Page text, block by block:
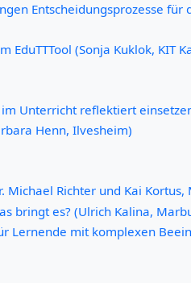
Entscheidungsprozesse
(Sonja Kuklok, KIT
Unterricht reflektiert
Henn, Ilvesheim)
Richter und Kai Kortus,
bringt es? (Ulrich Kalina,
Lernende mit komplexen